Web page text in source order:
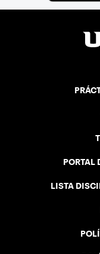
PORTAL
LISTA